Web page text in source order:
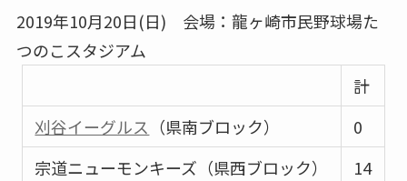
2019年10月20日(日) 会場：龍ヶ崎市民野球場た
つのこスタジアム
計
刈谷イーグルス （県南ブロック）
0
宗道ニューモンキーズ（県西ブロック）
14